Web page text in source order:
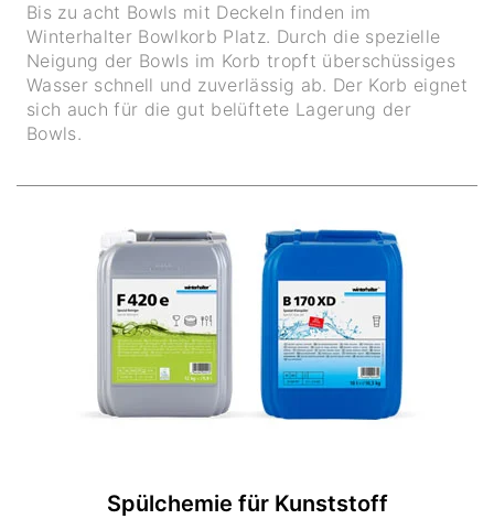
Bis zu acht Bowls mit Deckeln finden im
Winterhalter Bowlkorb Platz. Durch die spezielle
Neigung der Bowls im Korb tropft überschüssiges
Wasser schnell und zuverlässig ab. Der Korb eignet
sich auch für die gut belüftete Lagerung der
Bowls.
Spülchemie für Kunststoff